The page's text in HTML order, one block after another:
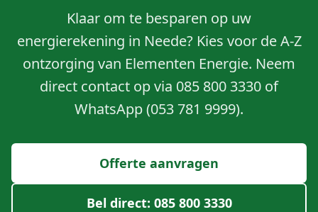
Klaar om te besparen op uw
energierekening in Neede? Kies voor de A-Z
ontzorging van Elementen Energie. Neem
direct contact op via 085 800 3330 of
WhatsApp (053 781 9999).
Offerte aanvragen
Bel direct: 085 800 3330